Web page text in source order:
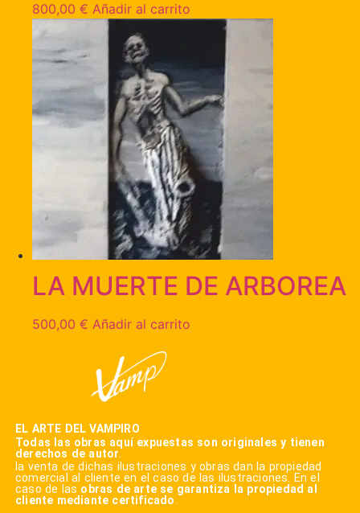
800,00 € Añadir al carrito
LA MUERTE DE ARBOREA
500,00 € Añadir al carrito
EL ARTE DEL VAMPIRO
Todas las obras aquí expuestas son originales y tienen
derechos de autor
la venta de dichas ilustraciones y obras dan la propiedad
comercial al cliente en el caso de las ilustraciones. En el
caso de las obras de arte se garantiza la propiedad al
cliente mediante certificado